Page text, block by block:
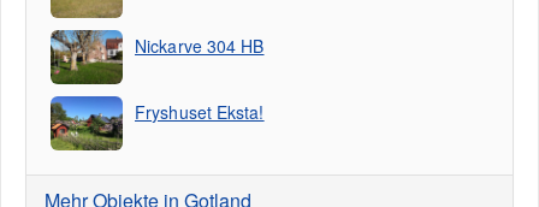
Nickarve 304 HB
Fryshuset Eksta!
Mehr Objekte in Gotland